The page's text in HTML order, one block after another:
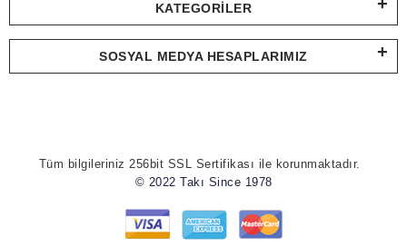
KATEGORILER
SOSYAL MEDYA HESAPLARIMIZ
Tüm bilgileriniz 256bit SSL Sertifikası ile korunmaktadır.
© 2022 Takı Since 1978